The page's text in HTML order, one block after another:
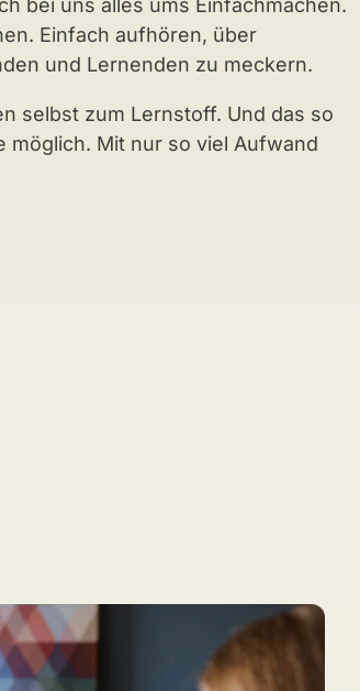
bei uns alles ums Einfachmachen.
Einfach aufhören, über
und Lernenden zu meckern.
selbst zum Lernstoff. Und das so
Mit nur so viel Aufwand